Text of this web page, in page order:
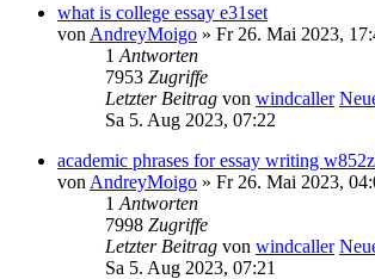
what is college essay e31set
von AndreyMoigo » Fr 26. Mai 2023,
1 Antworten
7953 Zugriffe
Letzter Beitrag von windcaller
Sa 5. Aug 2023, 07:22
academic phrases for essay writing
von AndreyMoigo » Fr 26. Mai 2023,
1 Antworten
7998 Zugriffe
Letzter Beitrag von windcaller
Sa 5. Aug 2023, 07:21